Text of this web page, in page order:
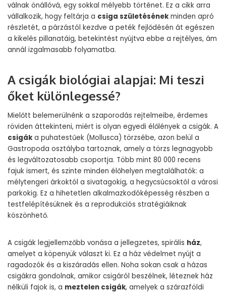
válnak önállóvá, egy sokkal mélyebb történet. Ez a cikk arra
vállalkozik, hogy feltárja a csiga születésének minden apró
részletét, a párzástól kezdve a peték fejlődésén át egészen
a kikelés pillanatáig, betekintést nyújtva ebbe a rejtélyes, ám
annál izgalmasabb folyamatba.
A csigák biológiai alapjai: Mi teszi
őket különlegessé?
Mielőtt belemerülnénk a szaporodás rejtelmeibe, érdemes
röviden áttekinteni, miért is olyan egyedi élőlények a csigák. A
csigák a puhatestűek (Mollusca) törzsébe, azon belül a
Gastropoda osztályba tartoznak, amely a törzs legnagyobb
és legváltozatosabb csoportja. Több mint 80 000 recens
fajuk ismert, és szinte minden élőhelyen megtalálhatók: a
mélytengeri árkoktól a sivatagokig, a hegycsúcsoktól a városi
parkokig. Ez a hihetetlen alkalmazkodóképesség részben a
testfelépítésüknek és a reprodukciós stratégiáiknak
köszönhető.
A csigák legjellemzőbb vonása a jellegzetes, spirális ház,
amelyet a köpenyük választ ki. Ez a ház védelmet nyújt a
ragadozók és a kiszáradás ellen. Noha sokan csak a házas
csigákra gondolnak, amikor csigáról beszélnek, léteznek ház
nélküli fajok is, a meztelen csigák, amelyek a szárazföldi